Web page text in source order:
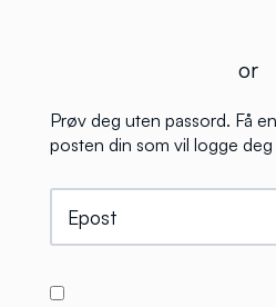
or
Prøv deg uten passord. Få
posten din som vil logge deg